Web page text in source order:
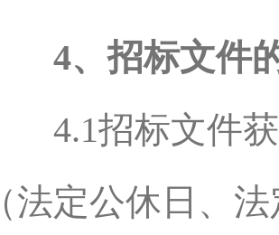
4、招标文件
4.1招标文件
（法定公休日、